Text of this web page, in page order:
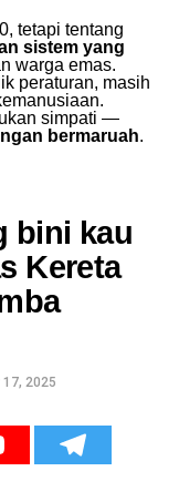
tetapi tentang
sistem yang
warga emas.
peraturan, masih
simpati —
bermaruah.
bini kau
Kereta
2025